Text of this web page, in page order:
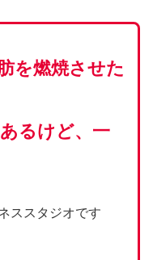
を燃焼させた
るけど、一
ススタジオです